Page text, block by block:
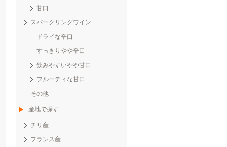
甘口
スパークリングワイン
ドライな辛口
すっきりやや辛口
飲みやすいやや甘口
フルーティな甘口
その他
産地で探す
チリ産
フランス産